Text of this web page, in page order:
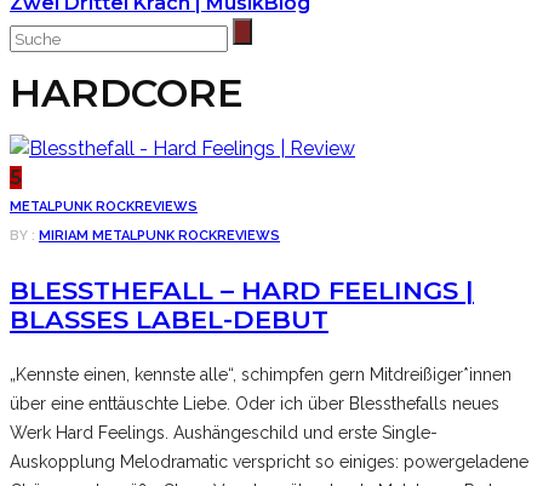
HARDCORE
5
METALPUNK ROCKREVIEWS
BY : MIRIAM METALPUNK ROCKREVIEWS
BLESSTHEFALL – HARD FEELINGS |
BLASSES LABEL-DEBUT
„Kennste einen, kennste alle“, schimpfen gern Mitdreißiger*innen
über eine enttäuschte Liebe. Oder ich über Blessthefalls neues
Werk Hard Feelings. Aushängeschild und erste Single-
Auskopplung Melodramatic verspricht so einiges: powergeladene